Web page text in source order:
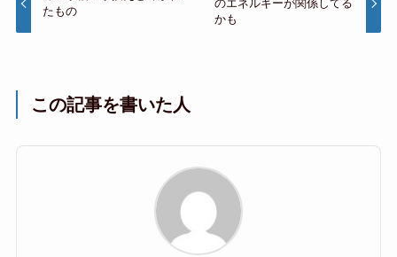
たもの
のエネルギーが関係してる
かも
この記事を書いた人